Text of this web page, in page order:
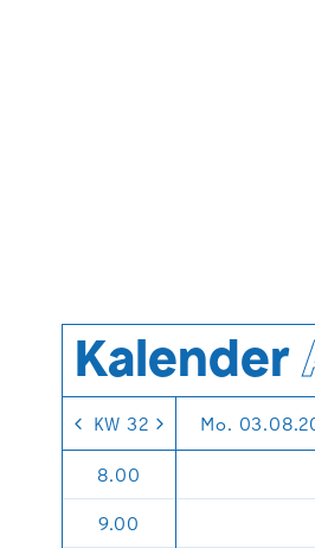
Kalender
KW 32
Mo.
5.00
6.00
7.00
8.00
9.00